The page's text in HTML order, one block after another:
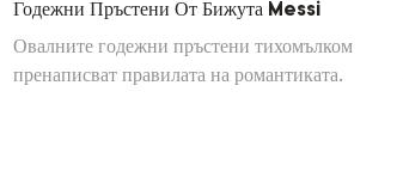
Годежни Пръстени От Бижута Messi
Овалните годежни пръстени тихомълком
пренаписват правилата на романтиката.